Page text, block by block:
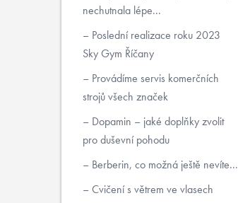
nechutnala lépe...
Poslední realizace roku 2023
Sky Gym Říčany
Provádíme servis komerčních
strojů všech značek
Dopamin – jaké doplňky zvolit
pro duševní pohodu
Berberin, co možná ještě nevíte...
Cvičení s větrem ve vlasech